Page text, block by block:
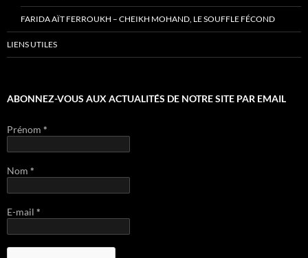
FARIDA AÏT FERROUKH – CHEIKH MOHAND, LE SOUFFLE FÉCOND
LIENS UTILES
ABONNEZ-VOUS AUX ACTUALITÉS DE NOTRE SITE PAR EMAIL
Prénom *
Nom *
E-mail *